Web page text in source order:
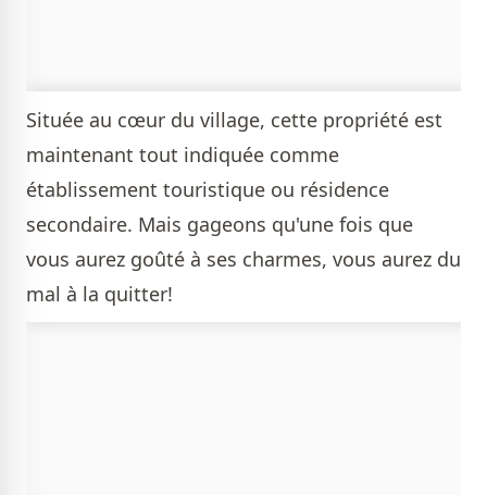
Située au cœur du village, cette propriété est
maintenant tout indiquée comme
établissement touristique ou résidence
secondaire. Mais gageons qu'une fois que
vous aurez goûté à ses charmes, vous aurez du
mal à la quitter!